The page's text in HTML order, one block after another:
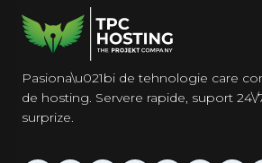
Pasiona\u021bi de tehnologie care
de hosting. Servere rapide, suport 24\/
surprize.